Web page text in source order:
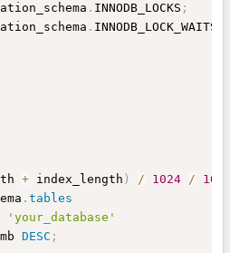
. INNODB_LOCKS ;
. INNODB_LOCK_WAITS
+ index_length ) / 1024 /
. tables
'your_database'
DESC ;